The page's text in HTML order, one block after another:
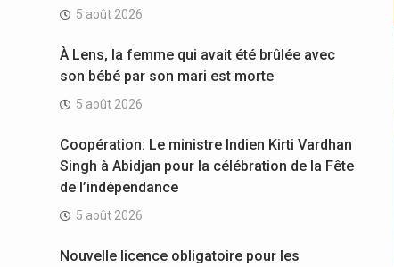
5 août 2026
À Lens, la femme qui avait été brûlée avec
son bébé par son mari est morte
5 août 2026
Coopération: Le ministre Indien Kirti Vardhan
Singh à Abidjan pour la célébration de la Fête
de l’indépendance
5 août 2026
Nouvelle licence obligatoire pour les